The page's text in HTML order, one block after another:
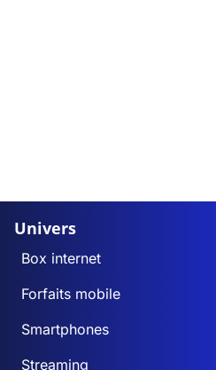
Univers
Box internet
Forfaits mobile
Smartphones
Streaming